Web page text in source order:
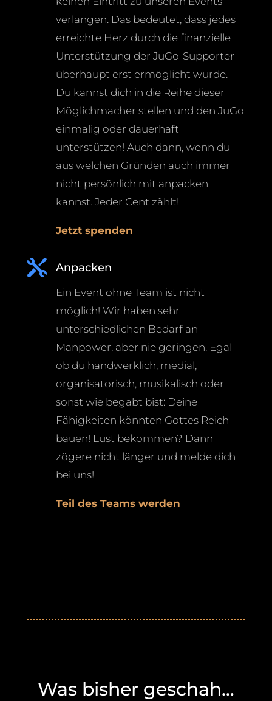
verlangen. Das bedeutet, dass jedes
erreichte Herz durch die finanzielle
Unterstützung der JuGo-Supporter
überhaupt erst ermöglicht wurde.
Du kannst dich in die Reihe dieser
Möglichmacher stellen und den JuGo
einmalig oder dauerhaft
unterstützen! Auch dann, wenn du
aus welchen Gründen auch immer
nicht persönlich mit anpacken
kannst. Jeder Cent zählt!
Jetzt spenden
 Anpacken
Ein Event ohne Team ist nicht
möglich! Wir haben sehr
unterschiedlichen Bedarf an
Manpower, aber nie geringen. Egal
ob du handwerklich, medial,
organisatorisch, musikalisch oder
sonst wie begabt bist: Deine
Fähigkeiten könnten Gottes Reich
bauen! Lust bekommen? Dann
zögere nicht länger und melde dich
bei uns!
Teil des Teams werden
Was bisher geschah…